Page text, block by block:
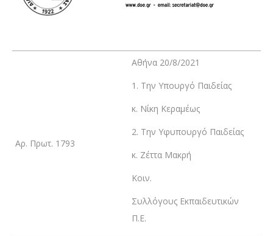
Αρ. Πρωτ. 1793
Αθήνα 20/8/2021
1. Την Υπουργό Παιδείας
κ. Νίκη Κεραμέως
2. Την Υφυπουργό Παιδείας
κ. Ζέττα Μακρή
Κοιν.
Συλλόγους Εκπαιδευτικών
Π.Ε.